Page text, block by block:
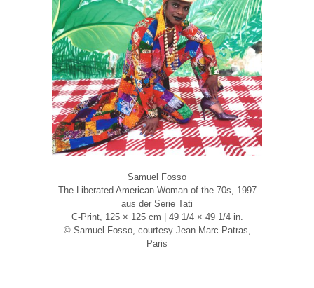
Samuel Fosso
The Liberated American Woman of the 70s, 1997
aus der Serie Tati
C-Print, 125 × 125 cm | 49 1/4 × 49 1/4 in.
© Samuel Fosso, courtesy Jean Marc Patras,
Paris